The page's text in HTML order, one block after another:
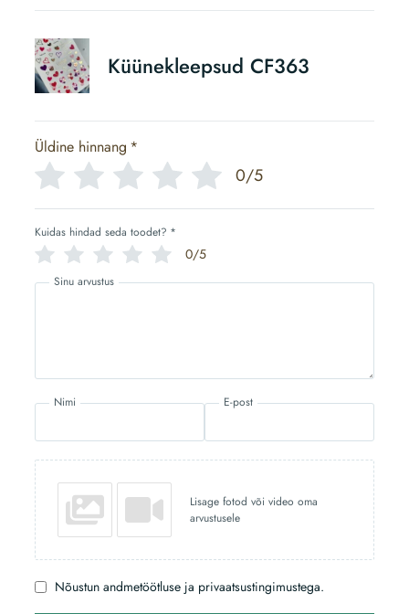
Küünekleepsud CF363
Üldine hinnang *
0/5
Kuidas hindad seda toodet? *
0/5
Sinu arvustus
Nimi E-post
Lisage fotod või video oma
arvustusele
Nõustun andmetöötluse ja privaatsustingimustega.